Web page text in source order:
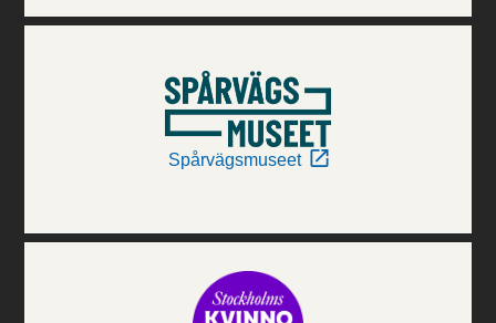
Spårvägsmuseet